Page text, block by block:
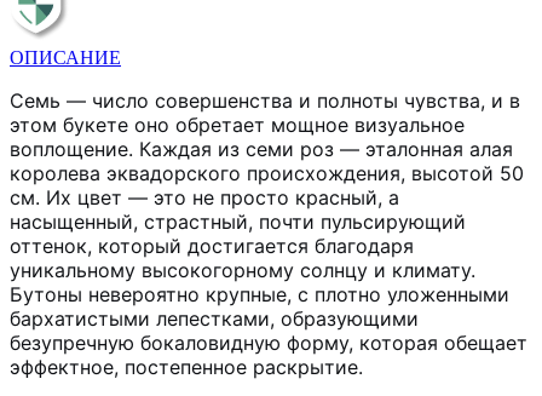
ОПИСАНИЕ
Семь — число совершенства и полноты чувства, и в
этом букете оно обретает мощное визуальное
воплощение. Каждая из семи роз — эталонная алая
королева эквадорского происхождения, высотой 50
см. Их цвет — это не просто красный, а
насыщенный, страстный, почти пульсирующий
оттенок, который достигается благодаря
уникальному высокогорному солнцу и климату.
Бутоны невероятно крупные, с плотно уложенными
бархатистыми лепестками, образующими
безупречную бокаловидную форму, которая обещает
эффектное, постепенное раскрытие.